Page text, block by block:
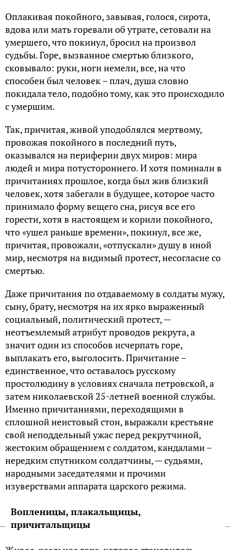
Оплакивая покойного, завывая, голося, сирота,
вдова или мать горевали об утрате, сетовали на
умершего, что покинул, бросил на произвол
судьбы. Горе, вызванное смертью близкого,
сковывало: руки, ноги немели, все, на что
способен был человек – плач, душа словно
покидала тело, подобно тому, как это происходило
с умершим.
Так, причитая, живой уподоблялся мертвому,
провожая покойного в последний путь,
оказывался на периферии двух миров: мира
людей и мира потустороннего. И хотя поминали в
причитаниях прошлое, когда был жив близкий
человек, хотя забегали в будущее, которое часто
принимало форму вещего сна, рисуя все его
горести, хотя в настоящем и корили покойного,
что «ушел раньше времени», покинул, все же,
причитая, провожали, «отпускали» душу в иной
мир, несмотря на видимый протест, несогласие со
смертью.
Даже причитания по отдаваемому в солдаты мужу,
сыну, брату, несмотря на их ярко выраженный
социальный, политический протест, —
неотъемлемый атрибут проводов рекрута, а
значит один из способов исчерпать горе,
выплакать его, выголосить. Причитание –
единственное, что оставалось русскому
простолюдину в условиях сначала петровской, а
затем николаевской 25-летней военной службы.
Именно причитаниями, переходящими в
сплошной неистовый стон, выражали крестьяне
свой неподдельный ужас перед рекрутчиной,
жестоким обращением с солдатом, кандалами –
нередким спутником солдатчины, — судьями,
народными заседателями и прочими
изуверствами аппарата царского режима.
Вопленицы, плакальщицы,
причитальщицы